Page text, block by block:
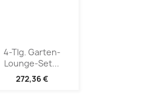
4-Tlg. Garten-
Lounge-Set...
272,36 €